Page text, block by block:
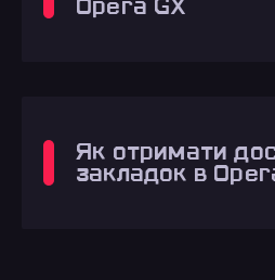
Opera GX
Як отримати
закладок в